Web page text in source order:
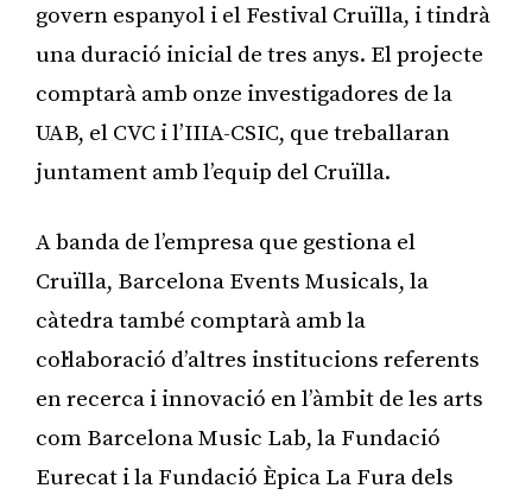
govern espanyol i el Festival Cruïlla, i tindrà
una duració inicial de tres anys. El projecte
comptarà amb onze investigadores de la
UAB, el CVC i l’IIIA-CSIC, que treballaran
juntament amb l’equip del Cruïlla.
A banda de l’empresa que gestiona el
Cruïlla, Barcelona Events Musicals, la
càtedra també comptarà amb la
col·laboració d’altres institucions referents
en recerca i innovació en l’àmbit de les arts
com Barcelona Music Lab, la Fundació
Eurecat i la Fundació Èpica La Fura dels